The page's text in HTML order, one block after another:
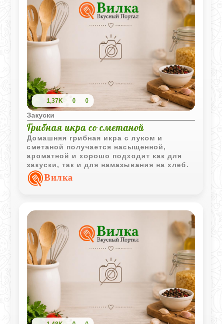
1,37K 0 0
Закуски
Грибная икра со сметаной
Домашняя грибная икра с луком и
сметаной получается насыщенной,
ароматной и хорошо подходит как для
закуски, так и для намазывания на хлеб.
Вилка